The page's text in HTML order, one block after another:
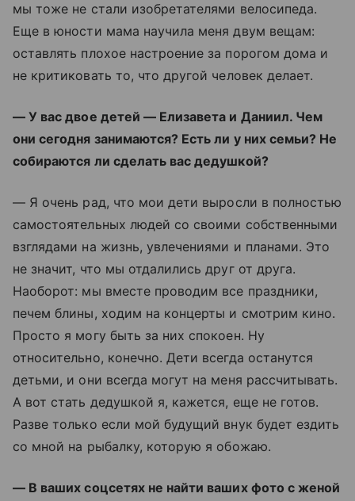
мы тоже не стали изобретателями велосипеда.
Еще в юности мама научила меня двум вещам:
оставлять плохое настроение за порогом дома и
не критиковать то, что другой человек делает.
— У вас двое детей — Елизавета и Даниил. Чем
они сегодня занимаются? Есть ли у них семьи? Не
собираются ли сделать вас дедушкой?
— Я очень рад, что мои дети выросли в полностью
самостоятельных людей со своими собственными
взглядами на жизнь, увлечениями и планами. Это
не значит, что мы отдалились друг от друга.
Наоборот: мы вместе проводим все праздники,
печем блины, ходим на концерты и смотрим кино.
Просто я могу быть за них спокоен. Ну
относительно, конечно. Дети всегда останутся
детьми, и они всегда могут на меня рассчитывать.
А вот стать дедушкой я, кажется, еще не готов.
Разве только если мой будущий внук будет ездить
со мной на рыбалку, которую я обожаю.
— В ваших соцсетях не найти ваших фото с женой